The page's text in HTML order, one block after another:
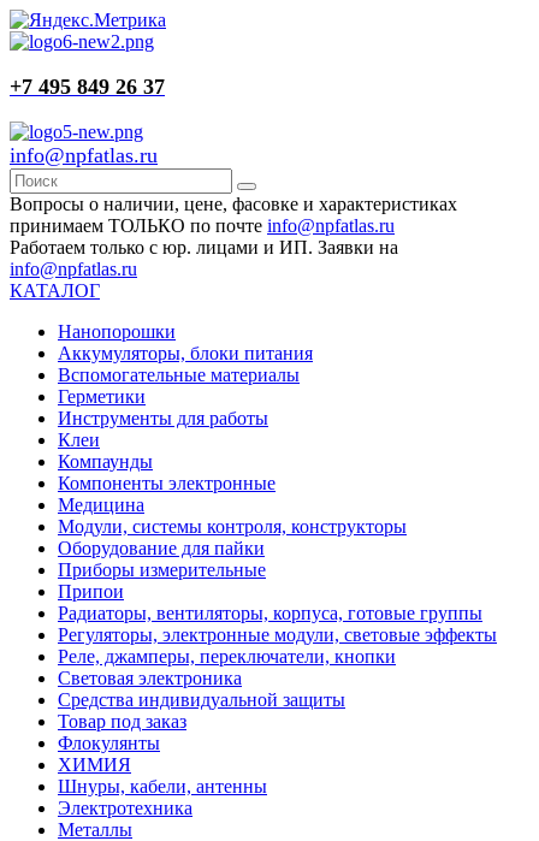
+7 495 849 26 37
info@npfatlas.ru
Вопросы о наличии, цене, фасовке и характеристиках
принимаем ТОЛЬКО по почте info@npfatlas.ru
Работаем только с юр. лицами и ИП. Заявки на
info@npfatlas.ru
КАТАЛОГ
Нанопорошки
Аккумуляторы, блоки питания
Вспомогательные материалы
Герметики
Инструменты для работы
Клеи
Компаунды
Компоненты электронные
Медицина
Модули, системы контроля, конструкторы
Оборудование для пайки
Приборы измерительные
Припои
Радиаторы, вентиляторы, корпуса, готовые группы
Регуляторы, электронные модули, световые эффекты
Реле, джамперы, переключатели, кнопки
Световая электроника
Средства индивидуальной защиты
Товар под заказ
Флокулянты
ХИМИЯ
Шнуры, кабели, антенны
Электротехника
Металлы